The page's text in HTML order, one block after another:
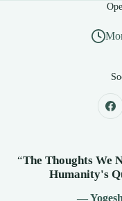
“The Thoughts We
Humanity's
—